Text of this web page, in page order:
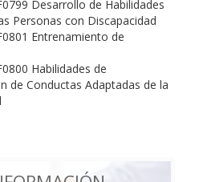
Desarrollo de Habilidades
Personas con Discapacidad
Entrenamiento de
Habilidades de
de Conductas Adaptadas de la